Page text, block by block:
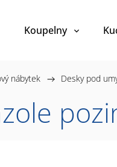
Koupelny
nábytek / Desky pod